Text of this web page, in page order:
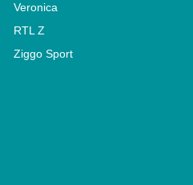
Veronica
RTL Z
Ziggo Sport